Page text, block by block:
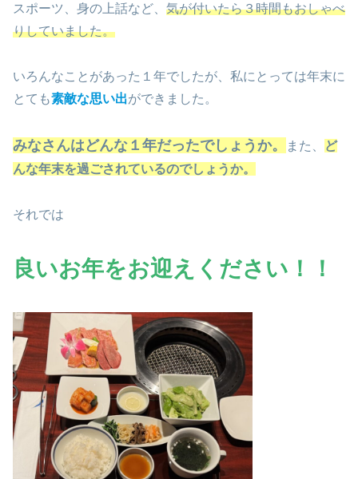
スポーツ、身の上話など、 気が付いたら３時間もおしゃべ
りしていました。
いろんなことがあった１年でしたが、私にとっては年末に
とても素敵な思い出ができました。
みなさんはどんな１年だったでしょうか。 また、
ど
んな年末を過ごされているのでしょうか。
それでは
良いお年をお迎えください！！